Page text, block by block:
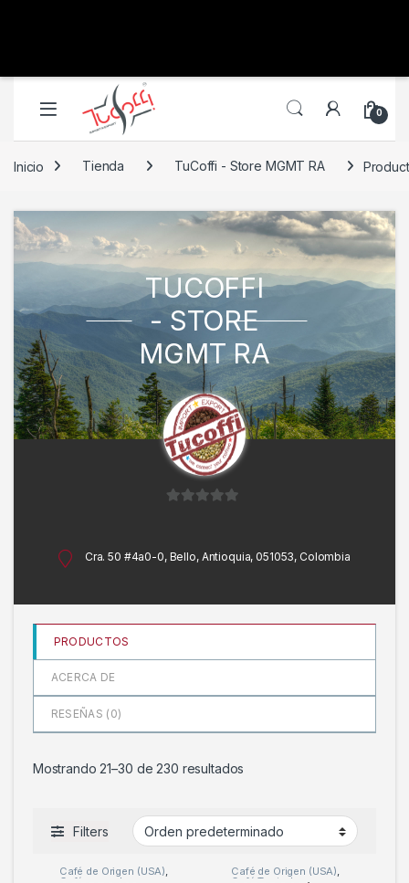
0
Inicio Tienda TuCoffi - Store MGMT RA
TUCOFFI
- STORE
MGMT RA
e
Cra. 50 #4a0-0, Bello, Antioquia, 051053, Colombia
PRODUCTOS
ACERCA DE
RESEÑAS ( 0)
Mostrando 21–30 de 230 resultados
Filters
Café de Origen (USA), Café de Origen (USA),